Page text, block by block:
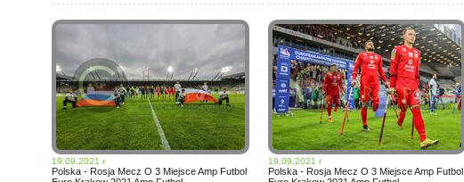
19.09.2021 r
Polska - Rosja Mecz O 3 Miejsce Amp Futbol
19.09.2021 r
Polska - Rosja Mecz O 3 Miejsce Amp Futbol